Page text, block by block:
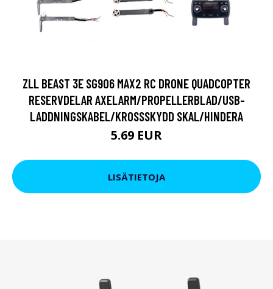
ZLL BEAST 3E SG906 MAX2 RC DRONE QUADCOPTER
RESERVDELAR AXELARM/PROPELLERBLAD/USB-
LADDNINGSKABEL/KROSSSKYDD SKAL/HINDERA
5.69 EUR
LISÄTIETOJA